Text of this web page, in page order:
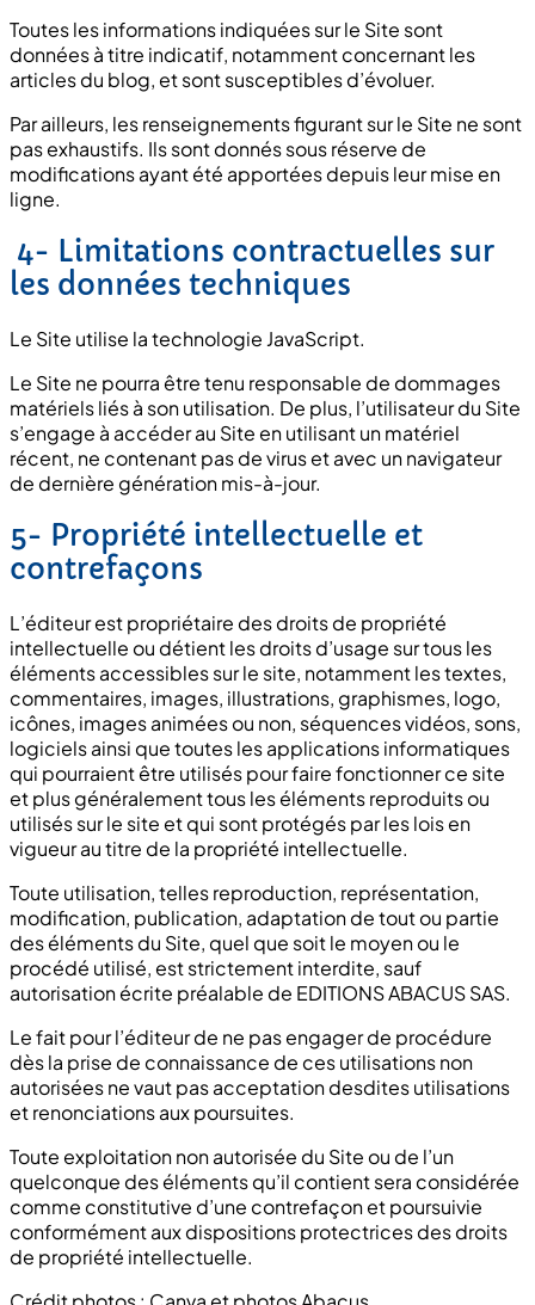
Toutes les informations indiquées sur le Site sont
données à titre indicatif, notamment concernant les
articles du blog, et sont susceptibles d’évoluer.
Par ailleurs, les renseignements figurant sur le Site ne sont
pas exhaustifs. Ils sont donnés sous réserve de
modifications ayant été apportées depuis leur mise en
ligne.
4- Limitations contractuelles sur
les données techniques
Le Site utilise la technologie JavaScript.
Le Site ne pourra être tenu responsable de dommages
matériels liés à son utilisation. De plus, l’utilisateur du Site
s’engage à accéder au Site en utilisant un matériel
récent, ne contenant pas de virus et avec un navigateur
de dernière génération mis-à-jour.
5- Propriété intellectuelle et
contrefaçons
L’éditeur est propriétaire des droits de propriété
intellectuelle ou détient les droits d’usage sur tous les
éléments accessibles sur le site, notamment les textes,
commentaires, images, illustrations, graphismes, logo,
icônes, images animées ou non, séquences vidéos, sons,
logiciels ainsi que toutes les applications informatiques
qui pourraient être utilisés pour faire fonctionner ce site
et plus généralement tous les éléments reproduits ou
utilisés sur le site et qui sont protégés par les lois en
vigueur au titre de la propriété intellectuelle.
Toute utilisation, telles reproduction, représentation,
modification, publication, adaptation de tout ou partie
des éléments du Site, quel que soit le moyen ou le
procédé utilisé, est strictement interdite, sauf
autorisation écrite préalable de EDITIONS ABACUS SAS.
Le fait pour l’éditeur de ne pas engager de procédure
dès la prise de connaissance de ces utilisations non
autorisées ne vaut pas acceptation desdites utilisations
et renonciations aux poursuites.
Toute exploitation non autorisée du Site ou de l’un
quelconque des éléments qu’il contient sera considérée
comme constitutive d’une contrefaçon et poursuivie
conformément aux dispositions protectrices des droits
de propriété intellectuelle.